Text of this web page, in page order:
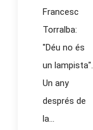
Francesc
Torralba:
"Déu no és
un lampista".
Un any
després de
la...